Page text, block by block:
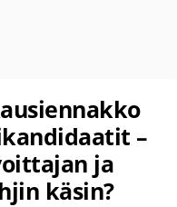
–
ja
käsin?